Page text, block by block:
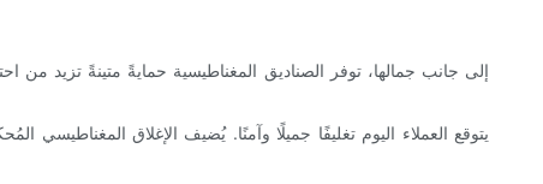
إلى جانب جمالها، توفر الصناديق المغناطيسية حمايةً متينةً تزيد من
يتوقع العملاء اليوم تغليفًا جميلًا وآمنًا. يُضيف الإغلاق